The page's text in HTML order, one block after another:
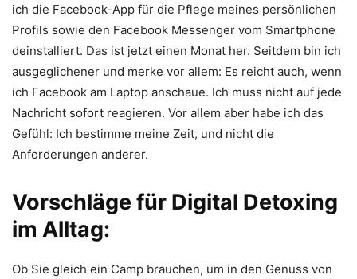
ich die Facebook-App für die Pflege meines persönlichen
Profils sowie den Facebook Messenger vom Smartphone
deinstalliert. Das ist jetzt einen Monat her. Seitdem bin ich
ausgeglichener und merke vor allem: Es reicht auch, wenn
ich Facebook am Laptop anschaue. Ich muss nicht auf jede
Nachricht sofort reagieren. Vor allem aber habe ich das
Gefühl: Ich bestimme meine Zeit, und nicht die
Anforderungen anderer.
Vorschläge für Digital Detoxing
im Alltag:
Ob Sie gleich ein Camp brauchen, um in den Genuss von